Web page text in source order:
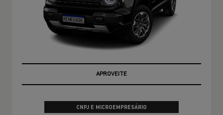
APROVEITE
CNPJ E MICROEMPRESÁRIO